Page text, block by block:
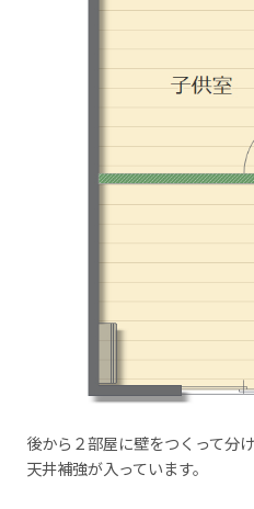
後から２部屋に壁をつくって分
天井補強が入っています。